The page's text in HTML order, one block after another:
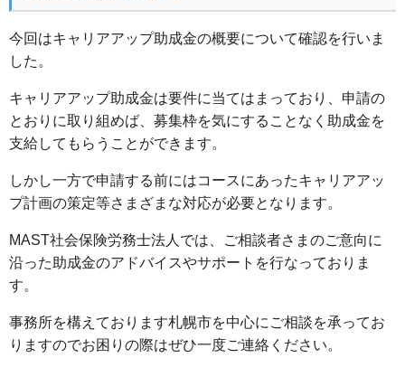
今回はキャリアアップ助成金の概要について確認を行いま
した。
キャリアアップ助成金は要件に当てはまっており、申請の
とおりに取り組めば、募集枠を気にすることなく助成金を
支給してもらうことができます。
しかし一方で申請する前にはコースにあったキャリアアッ
プ計画の策定等さまざまな対応が必要となります。
MAST社会保険労務士法人では、ご相談者さまのご意向に
沿った助成金のアドバイスやサポートを行なっておりま
す。
事務所を構えております札幌市を中心にご相談を承ってお
りますのでお困りの際はぜひ一度ご連絡ください。